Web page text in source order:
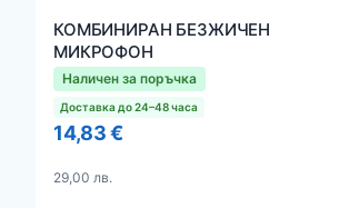
КОМБИНИРАН БЕЗЖИЧЕН
МИКРОФОН
Наличен за поръчка
Доставка до 24–48 часа
14,83 €
29,00 лв.